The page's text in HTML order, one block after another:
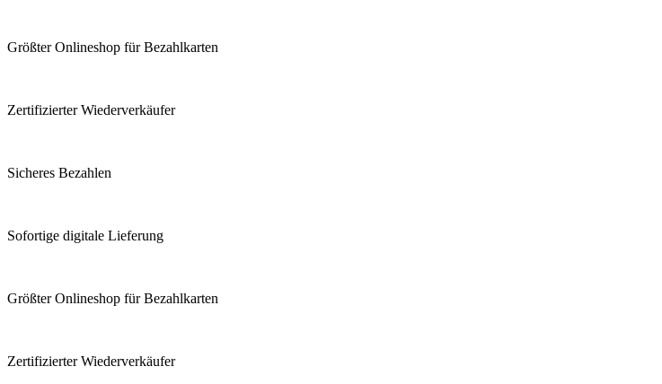
Größter Onlineshop für Bezahlkarten
Zertifizierter Wiederverkäufer
Sicheres Bezahlen
Sofortige digitale Lieferung
Größter Onlineshop für Bezahlkarten
Zertifizierter Wiederverkäufer